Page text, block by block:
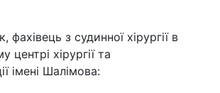
фахівець з судинної хірургії в
центрі хірургії та
імені Шалімова: